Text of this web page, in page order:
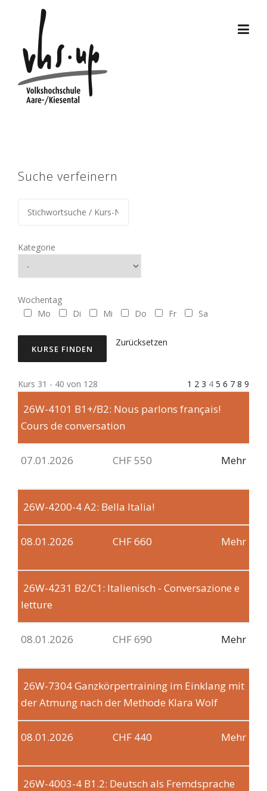
Suche verfeinern
Kategorie
Wochentag
Mo
Di Mi Do Fr Sa
Zurücksetzen
Kurs 31 - 40 von 128 1 2 3 4 5 6 7 8 9
26W-4101 B1+/B2: Nous parlons français!
Cours de conversation
07.01.2026 CHF 550 Mehr
26W-4200-4A2: Bella Italia!
08.01.2026 CHF 660 Mehr
26W-4231 B2/C1: Italienisch - Conversazione e
letture
08.01.2026 CHF 690 Mehr
26W-7304Ganzkörpertraining im Einklang mit
der Atmung nach der Methode Klara Wolf
08.01.2026 CHF 440 Mehr
26W-4003-4 B1.2: Deutsch als Fremdsprache